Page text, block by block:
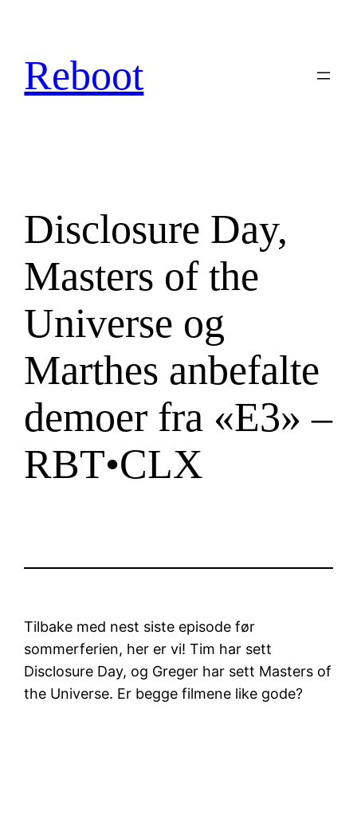
innhold
Reboot
Disclosure Day,
Masters of the
Universe og
Marthes anbefalte
demoer fra «E3» –
RBT•CLX
Tilbake med nest siste episode før
sommerferien, her er vi! Tim har sett
Disclosure Day, og Greger har sett Masters of
the Universe. Er begge filmene like gode?